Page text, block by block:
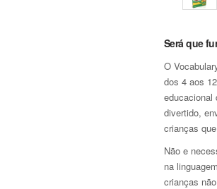
Será que
O
dos 4 aos
educacional
divertido,
crianças
Não e
na
crianças